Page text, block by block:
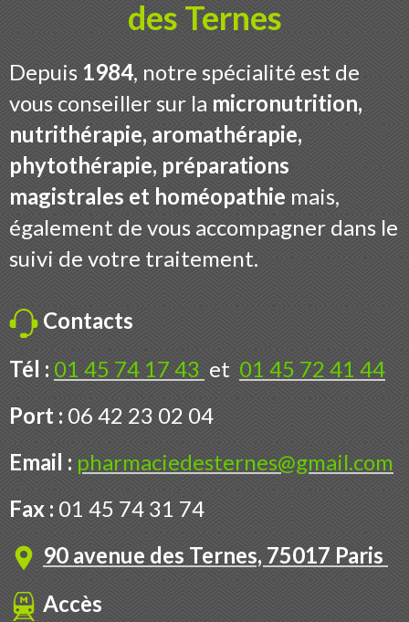
Boutique
des Ternes
Depuis 1984, notre spécialité est de
vous conseiller sur la micronutrition,
nutrithérapie, aromathérapie,
phytothérapie, préparations
magistrales et homéopathie mais,
également de vous accompagner dans le
suivi de votre traitement.
Contacts
Tél : 01 45 74 17 43 et 01 45 72 41 44
Port : 06 42 23 02 04
Email : pharmaciedesternes@gmail.com
Fax : 01 45 74 31 74
90 avenue des Ternes, 75017 Paris
Accès